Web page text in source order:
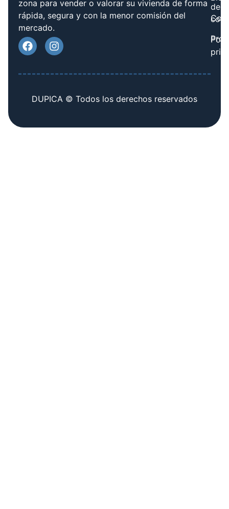
zona para vender o valorar su vivienda de forma
rápida, segura y con la menor comisión del
mercado.
de
DUPICA © Todos los derechos reservados